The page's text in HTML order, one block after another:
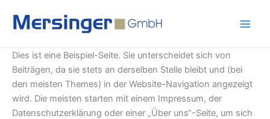
Inhalt
Dies ist eine Beispiel-Seite. Sie unterscheidet sich von
Beiträgen, da sie stets an derselben Stelle bleibt und (bei
den meisten Themes) in der Website-Navigation angezeigt
wird. Die meisten starten mit einem Impressum, der
Datenschutzerklärung oder einer „Über uns“-Seite, um sich